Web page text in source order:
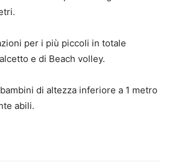
per i più piccoli in totale
e di Beach volley.
di altezza inferiore a 1 metro
abili.